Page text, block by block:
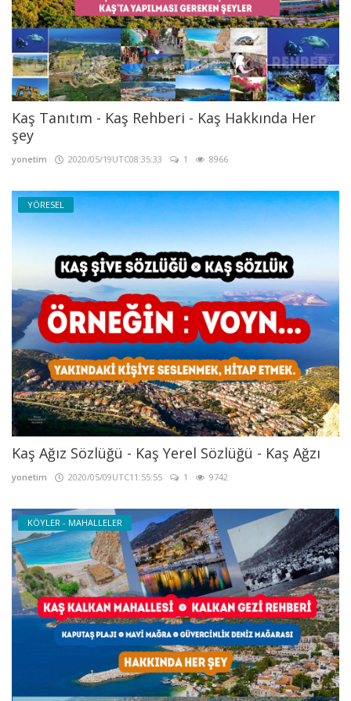
Kaş Tanıtım - Kaş Rehberi - Kaş Hakkında Her
şey
yonetim 2020/05/19UTC08:35:33 1 8966
YÖRESEL
Kaş Ağız Sözlüğü - Kaş Yerel Sözlüğü - Kaş Ağzı
yonetim 2020/05/09UTC11:55:55 1 9742
KÖYLER - MAHALLELER